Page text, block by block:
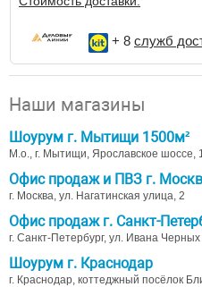
+ 8 служб
Наши магазины
Шоурум г. Мытищи 1500м²
М.о., г. Мытищи, Ярославское шоссе,
Офис продаж и ПВЗ г.
г. Москва, ул. Нагатинская улица, 2
Офис продаж г. Санкт-
г. Санкт-Петербург, ул. Ивана Черных
Шоурум г. Краснодар
г. Краснодар, коттеджный посёлок